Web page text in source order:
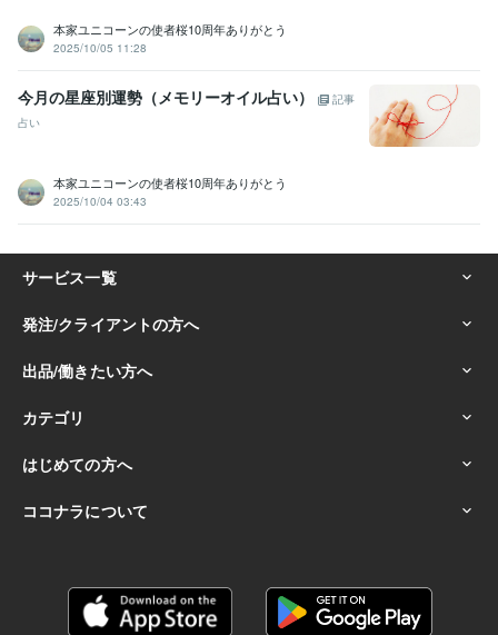
本家ユニコーンの使者桜10周年ありがとう
2025/10/05 11:28
今月の星座別運勢（メモリーオイル占い）
記事
占い
本家ユニコーンの使者桜10周年ありがとう
2025/10/04 03:43